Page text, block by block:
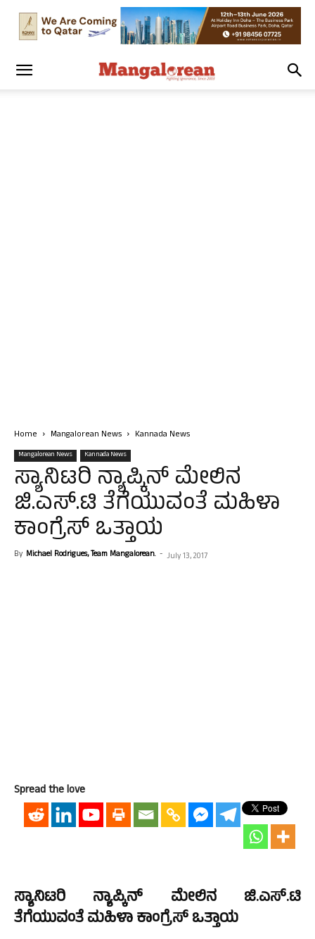
Home Mangalorean News Kannada News
Mangalorean News Kannada News
ಸ್ಯಾನಿಟರಿ ನ್ಯಾಪ್ಕಿನ್ ಮೇಲಿನ
ಜಿ.ಎಸ್.ಟಿ ತೆಗೆಯುವಂತೆ ಮಹಿಳಾ
ಕಾಂಗ್ರೆಸ್ ಒತ್ತಾಯ
By Michael Rodrigues, Team Mangalorean. - July 13, 2017
Spread the love
ಸ್ಯಾನಿಟರಿ ನ್ಯಾಪ್ಕಿನ್ ಮೇಲಿನ ಜಿ.ಎಸ್.ಟಿ
ತೆಗೆಯುವಂತೆ ಮಹಿಳಾ ಕಾಂಗ್ರೆಸ್ ಒತ್ತಾಯ